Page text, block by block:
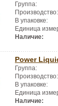
Группа:
Производство:
В упаковке:
Единица
Наличие:
Power
Группа:
Производство:
В упаковке:
Единица
Наличие: